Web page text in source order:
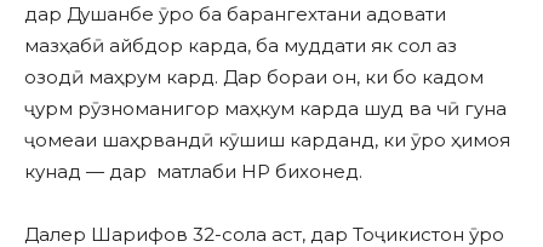
дар Душанбе ӯро ба барангехтани адовати
мазҳабӣ айбдор карда, ба муддати як сол аз
озодӣ маҳрум кард. Дар бораи он, ки бо кадом
ҷурм рӯзноманигор маҳкум карда шуд ва чӣ гуна
ҷомеаи шаҳрвандӣ кӯшиш карданд, ки ӯро ҳимоя
кунад — дар матлаби HP бихонед.
Далер Шарифов 32-сола аст, дар Тоҷикистон ӯро